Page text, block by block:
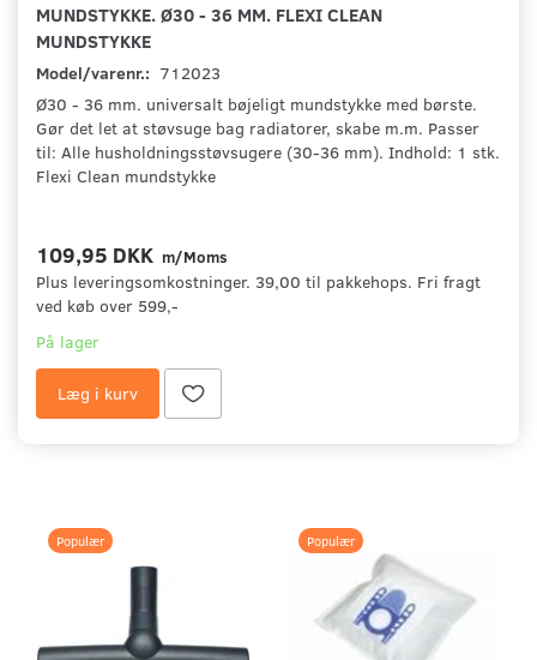
MUNDSTYKKE. Ø30 - 36 MM. FLEXI CLEAN
MUNDSTYKKE
Model/varenr.: 712023
Ø30 - 36 mm. universalt bøjeligt mundstykke med børste.
Gør det let at støvsuge bag radiatorer, skabe m.m. Passer
til: Alle husholdningsstøvsugere (30-36 mm). Indhold: 1 stk.
Flexi Clean mundstykke
109,95 DKK m/Moms
Plus leveringsomkostninger. 39,00 til pakkehops. Fri fragt
ved køb over 599,-
På lager
Læg i kurv
Populær Populær